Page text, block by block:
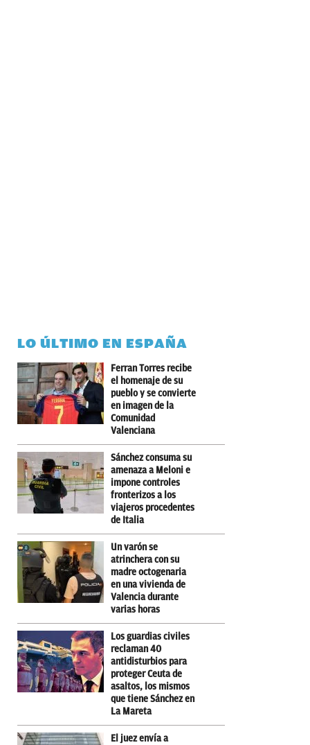
LO ÚLTIMO EN ESPAÑA
Ferran Torres recibe
el homenaje de su
pueblo y se convierte
en imagen de la
Comunidad
Valenciana
Sánchez consuma su
amenaza a Meloni e
impone controles
fronterizos a los
viajeros procedentes
de Italia
Un varón se
atrinchera con su
madre octogenaria
en una vivienda de
Valencia durante
varias horas
Los guardias civiles
reclaman 40
antidisturbios para
proteger Ceuta de
asaltos, los mismos
que tiene Sánchez en
La Mareta
El juez envía a